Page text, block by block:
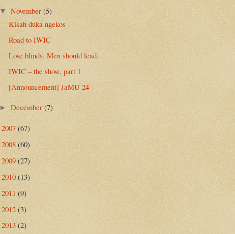
▼ November (5)
Kisah duka ngekos
Road to IWIC
Love blinds. Men should lead.
IWIC – the show, part 1
[Announcement] JaMU 24
► December (7)
2007 (67)
2008 (60)
2009 (27)
2010 (13)
2011 (9)
2012 (3)
2013 (2)